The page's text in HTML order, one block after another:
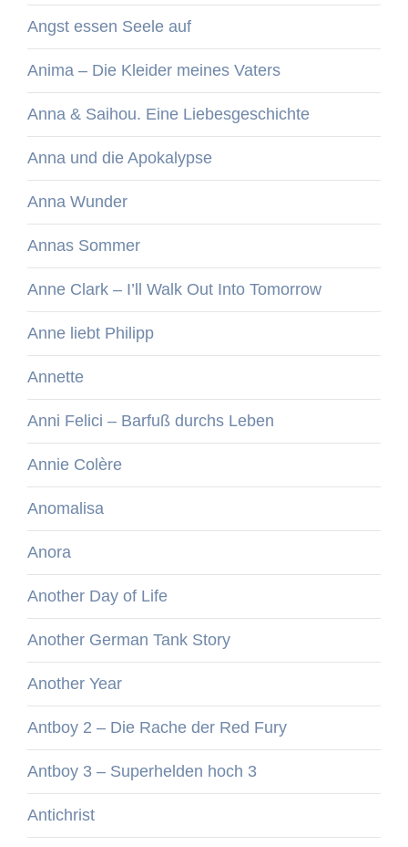
Angst essen Seele auf
Anima – Die Kleider meines Vaters
Anna & Saihou. Eine Liebesgeschichte
Anna und die Apokalypse
Anna Wunder
Annas Sommer
Anne Clark – I’ll Walk Out Into Tomorrow
Anne liebt Philipp
Annette
Anni Felici – Barfuß durchs Leben
Annie Colère
Anomalisa
Anora
Another Day of Life
Another German Tank Story
Another Year
Antboy 2 – Die Rache der Red Fury
Antboy 3 – Superhelden hoch 3
Antichrist